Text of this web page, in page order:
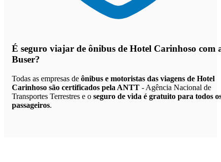
É seguro viajar de ônibus de Hotel Carinhoso com
Buser?
Todas as empresas de ônibus e motoristas das viagens de Hotel
Carinhoso são certificados pela ANTT - Agência Nacional de
Transportes Terrestres e o seguro de vida é gratuito para todos
passageiros.